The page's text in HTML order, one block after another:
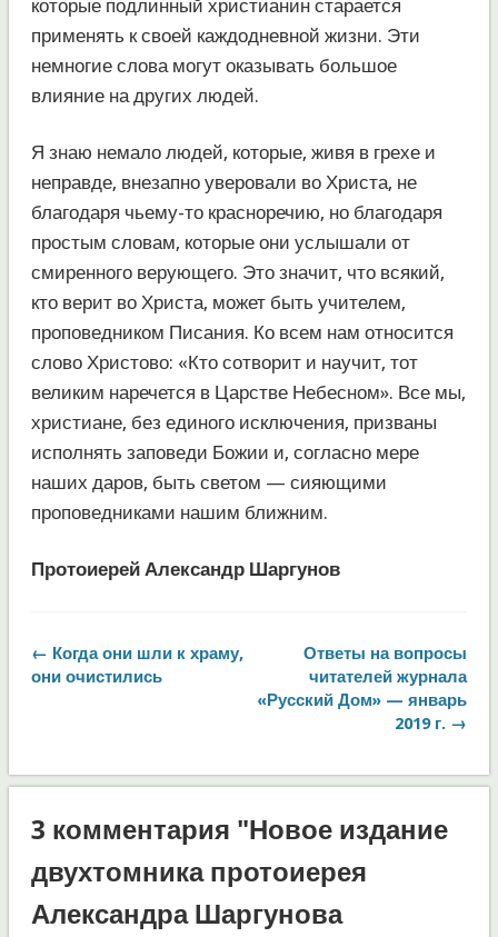
которые подлинный христианин старается
применять к своей каждодневной жизни. Эти
немногие слова могут оказывать большое
влияние на других людей.
Я знаю немало людей, которые, живя в грехе и
неправде, внезапно уверовали во Христа, не
благодаря чьему-то красноречию, но благодаря
простым словам, которые они услышали от
смиренного верующего. Это значит, что всякий,
кто верит во Христа, может быть учителем,
проповедником Писания. Ко всем нам относится
слово Христово: «Кто сотворит и научит, тот
великим наречется в Царстве Небесном». Все мы,
христиане, без единого исключения, призваны
исполнять заповеди Божии и, согласно мере
наших даров, быть светом — сияющими
проповедниками нашим ближним.
Протоиерей Александр Шаргунов
← Когда они шли к храму,
они очистились
Ответы на вопросы
читателей журнала
«Русский Дом» — январь
2019 г. →
3 комментария "Новое издание
двухтомника протоиерея
Александра Шаргунова